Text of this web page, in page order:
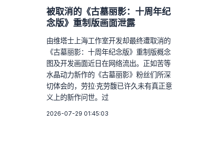
被取消的《古墓丽影：十周年纪
念版》重制版画面泄露
由维塔士上海工作室开发却最终遭取消的
《古墓丽影：十周年纪念版》重制版概念
图及开发画面近日在网络流出。正如苦等
水晶动力新作的《古墓丽影》粉丝们所深
切体会的，劳拉·克劳馥已许久未有真正意
义上的新作问世。过
2026-07-29 01:45:03